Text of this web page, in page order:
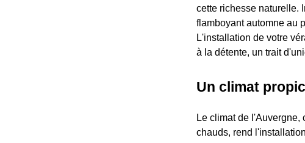
cette richesse naturelle.
flamboyant automne au
L'installation de votre
à la détente, un trait
Un climat
Le climat de l'Auvergne,
chauds, rend